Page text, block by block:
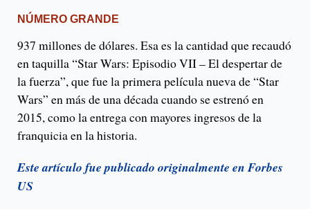
NÚMERO GRANDE
937 millones de dólares. Esa es la cantidad que recaudó
en taquilla “Star Wars: Episodio VII – El despertar de
la fuerza”, que fue la primera película nueva de “Star
Wars” en más de una década cuando se estrenó en
2015, como la entrega con mayores ingresos de la
franquicia en la historia.
Este artículo fue publicado originalmente en Forbes
US